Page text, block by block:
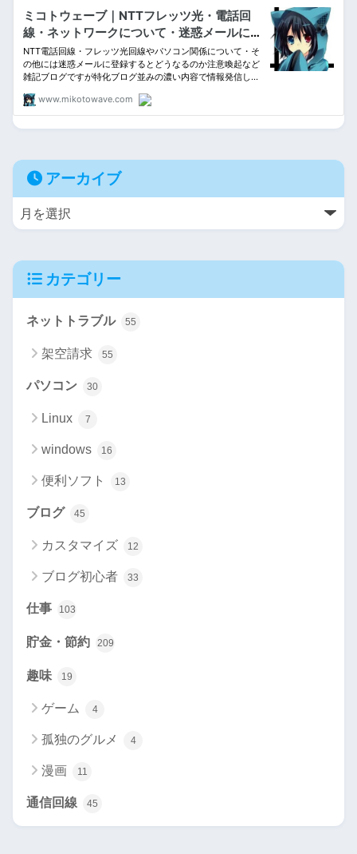
アーカイブ
カテゴリー
ネットトラブル 55
架空請求 55
パソコン 30
Linux 7
windows 16
便利ソフト 13
ブログ 45
カスタマイズ 12
ブログ初心者 33
仕事 103
貯金・節約 209
趣味 19
ゲーム 4
孤独のグルメ 4
漫画 11
通信回線 45